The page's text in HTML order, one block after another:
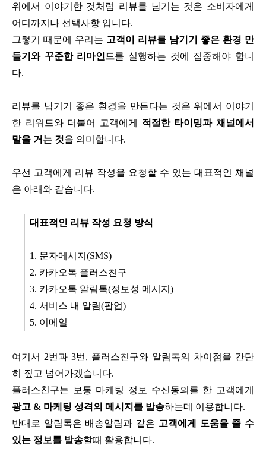
위에서 이야기한 것처럼 리뷰를 남기는 것은 소비자에게
어디까지나 선택사항 입니다.
그렇기 때문에 우리는 고객이 리뷰를 남기기 좋은 환경 만
들기와 꾸준한 리마인드를 실행하는 것에 집중해야 합니
다.
리뷰를 남기기 좋은 환경을 만든다는 것은 위에서 이야기
한 리워드와 더불어 고객에게 적절한 타이밍과 채널에서
말을 거는 것을 의미합니다.
우선 고객에게 리뷰 작성을 요청할 수 있는 대표적인 채널
은 아래와 같습니다.
대표적인 리뷰 작성 요청 방식
1. 문자메시지(SMS)
2. 카카오톡 플러스친구
3. 카카오톡 알림톡(정보성 메시지)
4. 서비스 내 알림(팝업)
5. 이메일
여기서 2번과 3번, 플러스친구와 알림톡의 차이점을 간단
히 짚고 넘어가겠습니다.
플러스친구는 보통 마케팅 정보 수신동의를 한 고객에게
광고 & 마케팅 성격의 메시지를 발송하는데 이용합니다.
반대로 알림톡은 배송알림과 같은 고객에게 도움을 줄 수
있는 정보를 발송할때 활용합니다.